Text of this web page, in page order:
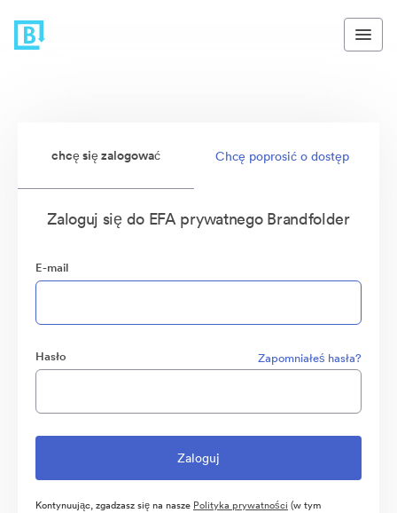
chcę się zalogować Chcę poprosić o dostęp
Zaloguj się do EFA prywatnego Brandfolder
E-mail
Hasło Zapomniałeś hasła?
Kontynuując, zgadzasz się na nasze Polityka prywatności (w tym